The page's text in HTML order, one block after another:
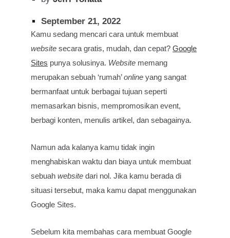
September 21, 2022
Kamu sedang mencari cara untuk membuat
website secara gratis, mudah, dan cepat?Google
Sites punya solusinya. Website memang
merupakan sebuah ‘rumah’online yang sangat
bermanfaat untuk berbagai tujuan seperti
memasarkan bisnis, mempromosikan event,
berbagi konten, menulis artikel, dan sebagainya.
Namun ada kalanya kamu tidak ingin
menghabiskan waktu dan biaya untuk membuat
sebuahwebsite dari nol. Jika kamu berada di
situasi tersebut, maka kamu dapat menggunakan
Google Sites.
Sebelum kita membahas cara membuat Google